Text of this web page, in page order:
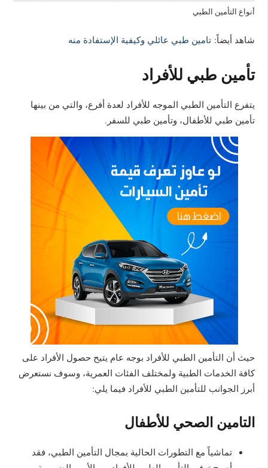
أنواع التأمين الطبي
شاهد أيضاً:تامين طبي عائلي وكيفية الإستفادة منه
تأمين طبي للأفراد
يتفرع التأمين الطبي الموجه للأفراد لعدة أفرع، والتي من بينها
تأمين طبي للأطفال، وتأمين طبي للسفر.
حيث أن التأمين الطبي للأفراد بوجه عام يتيح حصول الأفراد على
كافة الخدمات الطبية ولمختلف الفئات العمرية، وسوف نستعرض
أبرز الجوانب للتأمين الطبي للأفراد فيما يلي:
التامين الصحي للأطفال
تماشياً مع التطورات الحالية بمجال التأمين الطبي، فقد